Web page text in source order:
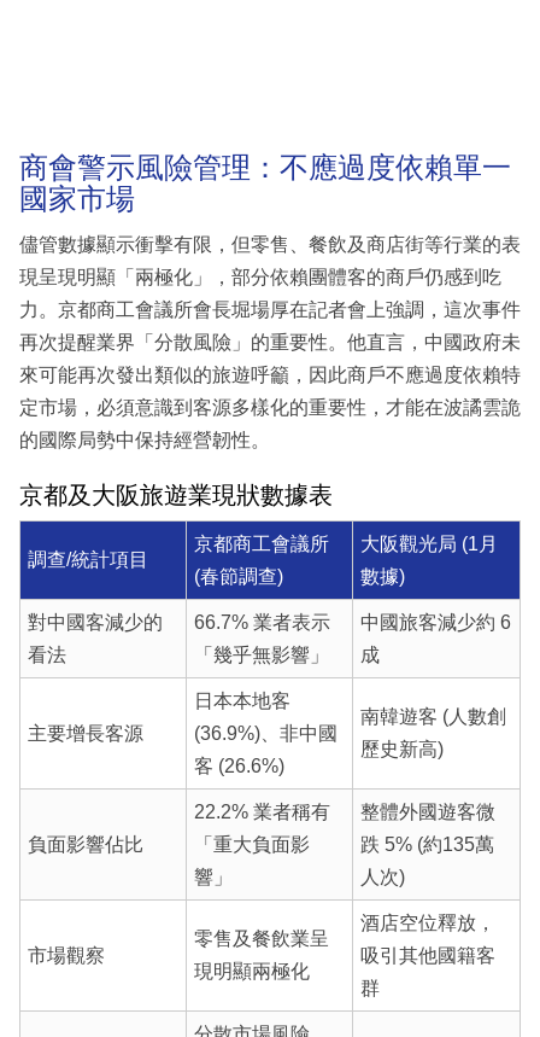
商會警示風險管理：不應過度依賴單一
國家市場
儘管數據顯示衝擊有限，但零售、餐飲及商店街等行業的表
現呈現明顯「兩極化」，部分依賴團體客的商戶仍感到吃
力。京都商工會議所會長堀場厚在記者會上強調，這次事件
再次提醒業界「分散風險」的重要性。他直言，中國政府未
來可能再次發出類似的旅遊呼籲，因此商戶不應過度依賴特
定市場，必須意識到客源多樣化的重要性，才能在波譎雲詭
的國際局勢中保持經營韌性。
京都及大阪旅遊業現狀數據表
調查/統計項目
京都商工會議所
(春節調查)
大阪觀光局 (1月
數據)
對中國客減少的
看法
66.7% 業者表示
「幾乎無影響」
中國旅客減少約 6
成
主要增長客源
日本本地客
(36.9%)、非中國
客 (26.6%)
南韓遊客 (人數創
歷史新高)
負面影響佔比
22.2% 業者稱有
「重大負面影
響」
整體外國遊客微
跌 5% (約135萬
人次)
市場觀察
零售及餐飲業呈
現明顯兩極化
酒店空位釋放，
吸引其他國籍客
群